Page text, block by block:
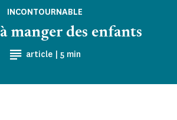
INCONTOURNABLE
article | Temps de Lecture
5 min
manger des enfants